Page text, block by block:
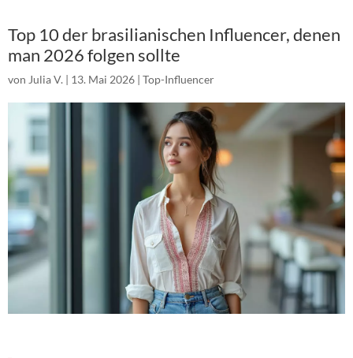
Top 10 der brasilianischen Influencer, denen
man 2026 folgen sollte
von Julia V. | 13. Mai 2026 | Top-Influencer